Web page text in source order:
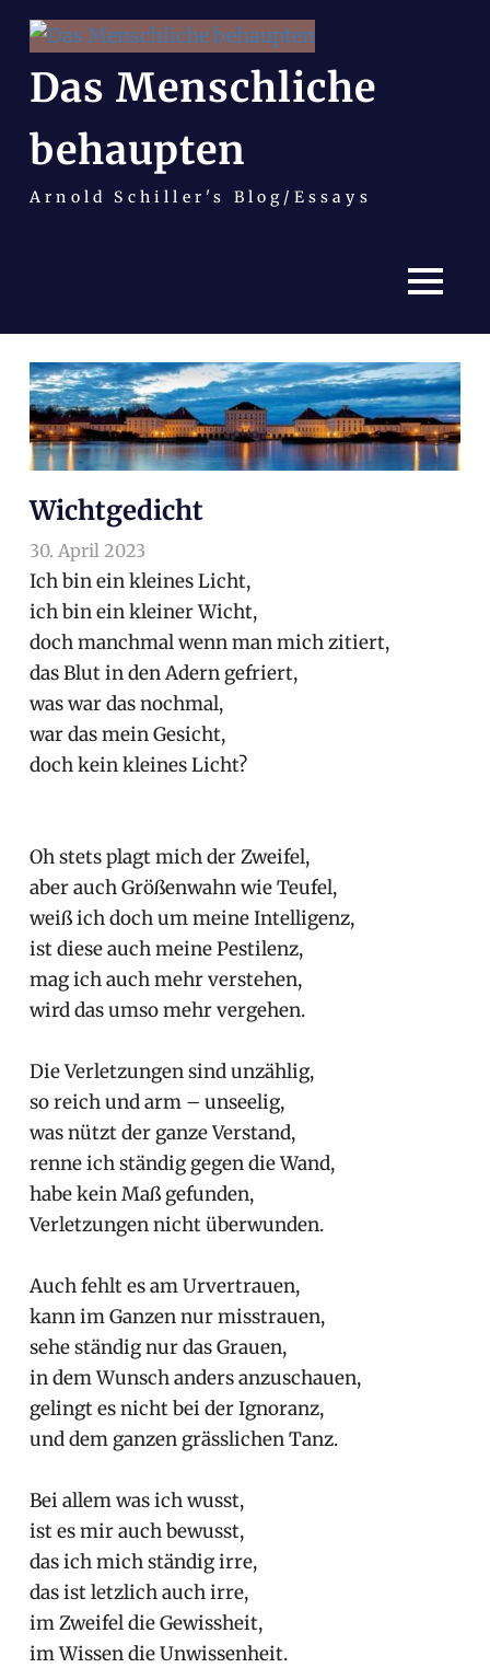
Inhalt
springen
Das Menschliche
behaupten
Arnold Schiller's Blog/Essays
MENÜ
Wichtgedicht
30. April 2023
Ich bin ein kleines Licht,
ich bin ein kleiner Wicht,
doch manchmal wenn man mich zitiert,
das Blut in den Adern gefriert,
was war das nochmal,
war das mein Gesicht,
doch kein kleines Licht?
Oh stets plagt mich der Zweifel,
aber auch Größenwahn wie Teufel,
weiß ich doch um meine Intelligenz,
ist diese auch meine Pestilenz,
mag ich auch mehr verstehen,
wird das umso mehr vergehen.
Die Verletzungen sind unzählig,
so reich und arm – unseelig,
was nützt der ganze Verstand,
renne ich ständig gegen die Wand,
habe kein Maß gefunden,
Verletzungen nicht überwunden.
Auch fehlt es am Urvertrauen,
kann im Ganzen nur misstrauen,
sehe ständig nur das Grauen,
in dem Wunsch anders anzuschauen,
gelingt es nicht bei der Ignoranz,
und dem ganzen grässlichen Tanz.
Bei allem was ich wusst,
ist es mir auch bewusst,
das ich mich ständig irre,
das ist letzlich auch irre,
im Zweifel die Gewissheit,
im Wissen die Unwissenheit.